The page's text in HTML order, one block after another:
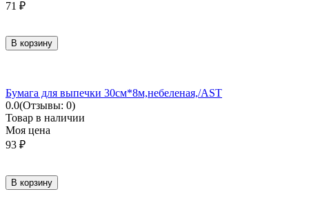
71 ₽
В корзину
Бумага для выпечки 30см*8м,небеленая,/AST
0.0(Отзывы: 0)
Товар в наличии
Моя цена
93 ₽
В корзину